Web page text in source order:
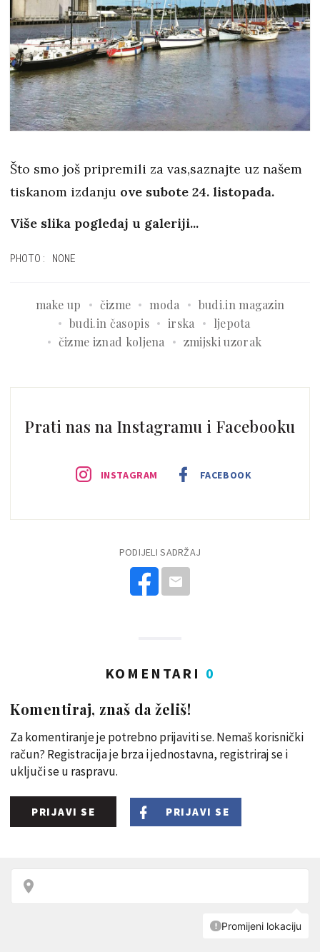
Što smo još pripremili za vas,saznajte uz našem
tiskanom izdanju ove subote 24. listopada.
Više slika pogledaj u galeriji...
PHOTO: NONE
make up čizme moda
budi.in magazin
budi.in časopis
irska
ljepota
čizme iznad koljena
zmijski uzorak
Prati nas na Instagramu i Facebooku
INSTAGRAM FACEBOOK
PODIJELI SADRŽAJ
KOMENTARI 0
Komentiraj, znaš da želiš!
Za komentiranje je potrebno prijaviti se. Nemaš korisnički
račun? Registracija je brza i jednostavna, registriraj se i
uključi se u raspravu.
PRIJAVI SE PRIJAVI SE